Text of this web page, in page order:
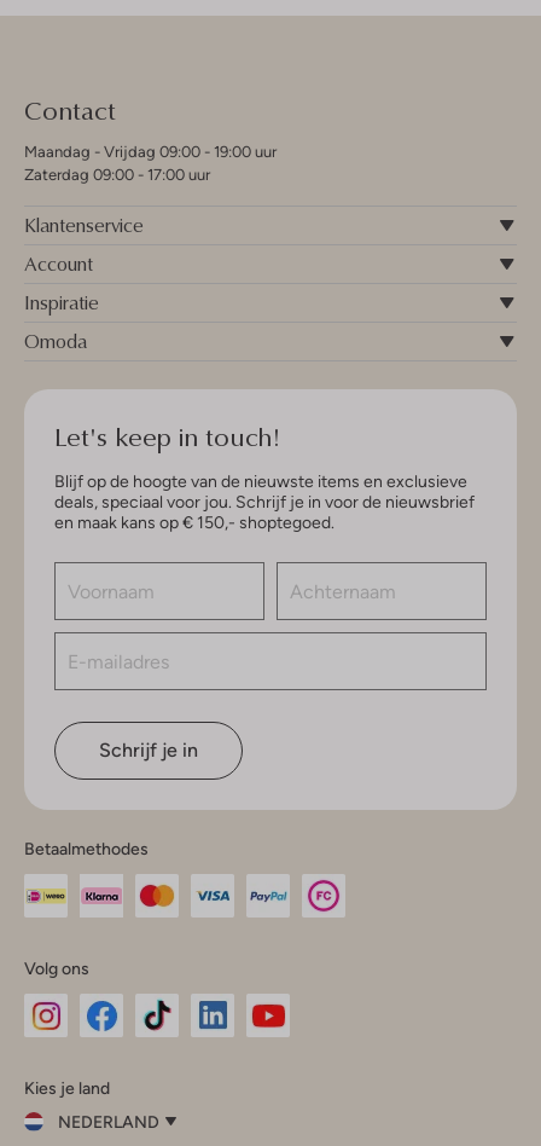
Contact
Maandag - Vrijdag 09:00 - 19:00 uur
Zaterdag 09:00 - 17:00 uur
Klantenservice
Account
Inspiratie
Omoda
Let's keep in touch!
Blijf op de hoogte van de nieuwste items en exclusieve
deals, speciaal voor jou. Schrijf je in voor de nieuwsbrief
en maak kans op € 150,- shoptegoed.
Schrijf je in
Betaalmethodes
Volg ons
InstagramFacebook
Kies je land
NEDERLAND